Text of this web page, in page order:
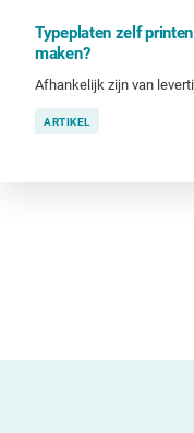
Typeplaten zelf
maken?
ARTIKEL